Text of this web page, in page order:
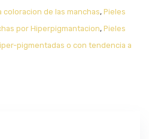
coloracion de las manchas, Pieles
por Hiperpigmantacion, Pieles
pigmentadas o con tendencia a